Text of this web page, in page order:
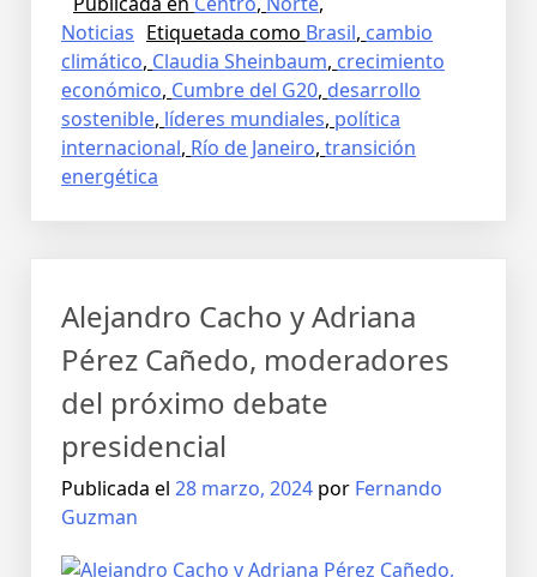
Noticias Etiquetada como Brasil, cambio
climático, Claudia Sheinbaum, crecimiento
económico, Cumbre del G20, desarrollo
sostenible, líderes mundiales, política
internacional, Río de Janeiro, transición
energética
Alejandro Cacho y Adriana
Pérez Cañedo, moderadores
del próximo debate
presidencial
Publicada el 28 marzo, 2024 por Fernando
Guzman